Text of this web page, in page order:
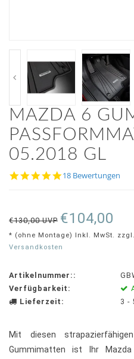
MAZDA 6
05.2018 GL
4.8
18 Bewertungen
€130,00 UVP €104,00
* (ohne Montage) Inkl. MwSt. zzgl.
Versandkosten
Artikelnummer::
Verfügbarkeit:
Lieferzeit:
3 -
Mit diesen
Gummimatten ist Ihr